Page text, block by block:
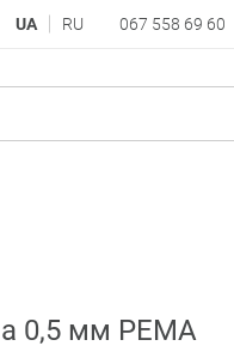
UA RU 067 558 69 60
0,5 мм PEMA